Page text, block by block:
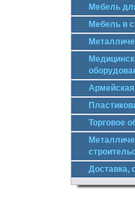
Мебель
Мебель в
Торговое
Доставка,